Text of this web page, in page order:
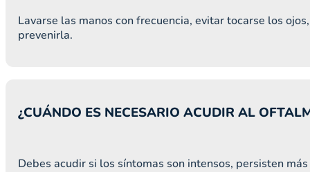
Lavarse las manos con frecuencia, evitar tocarse los
prevenirla.
¿CUÁNDO ES NECESARIO ACUDIR AL
Debes acudir si los síntomas son intensos, persisten